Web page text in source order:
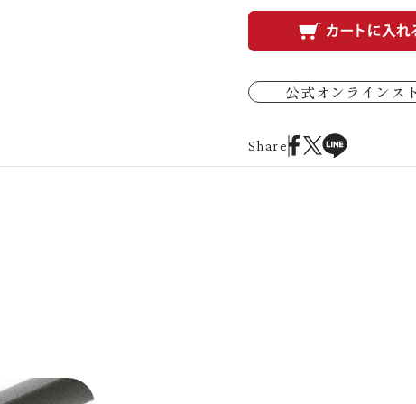
公式オンラインス
Share